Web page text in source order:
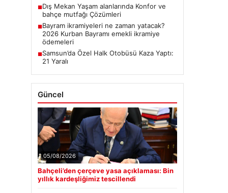
■Dış Mekan Yaşam alanlarında Konfor ve
bahçe mutfağı Çözümleri
■Bayram ikramiyeleri ne zaman yatacak?
2026 Kurban Bayramı emekli ikramiye
ödemeleri
■Samsun’da Özel Halk Otobüsü Kaza Yaptı:
21 Yaralı
Güncel
05/08/2026
Bahçeli’den çerçeve yasa açıklaması: Bin
yıllık kardeşliğimiz tescillendi